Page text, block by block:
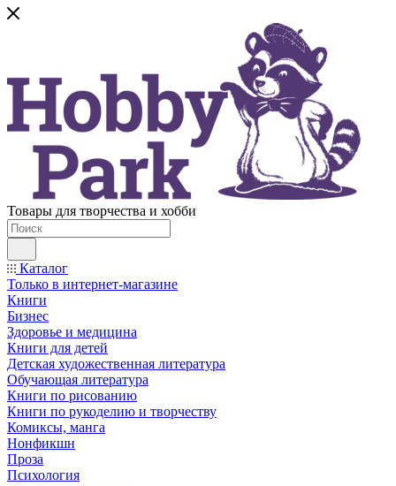
Товары для творчества и хобби
Каталог
Только в интернет-магазине
Книги
Бизнес
Здоровье и медицина
Книги для детей
Детская художественная литература
Обучающая литература
Книги по рисованию
Книги по рукоделию и творчеству
Комиксы, манга
Нонфикшн
Проза
Психология